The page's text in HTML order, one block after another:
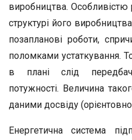
виробництва.
структурі його
позапланові роботи,
поломками устаткування.
в плані слід
потужності. Величина
даними досвіду
Енергетична система